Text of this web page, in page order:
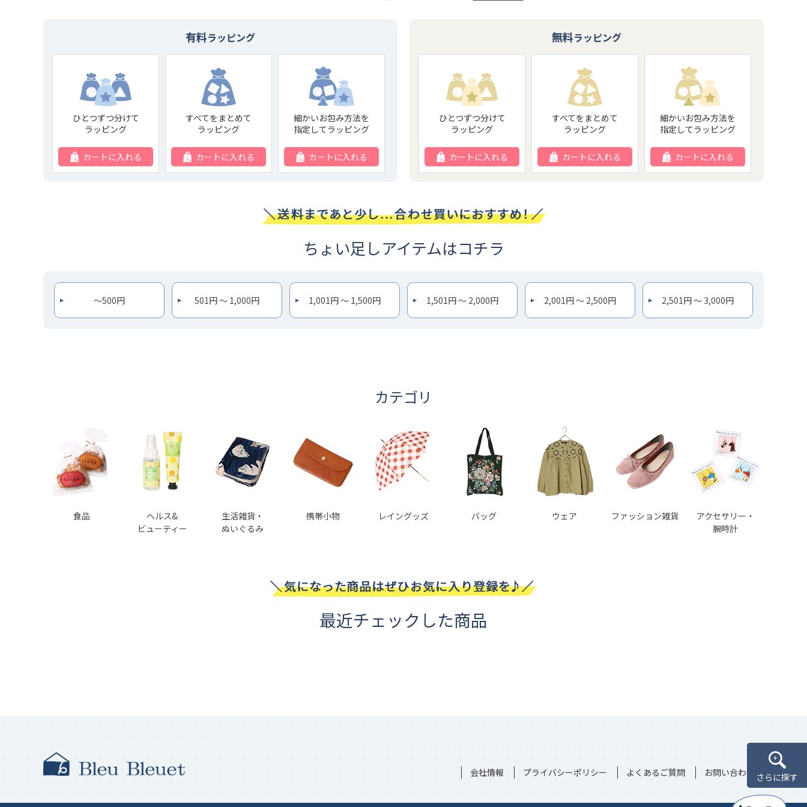
有料ラッピング
ひとつずつ分けて
ラッピング
カートに入れる
すべてをまとめて
ラッピング
カートに入れる
細かいお包み方法を
指定してラッピング
カートに入れる
無料ラッピング
ひとつずつ分けて
ラッピング
カートに入れる
すべてをまとめて
ラッピング
カートに入れる
細かいお包み方法を
指定してラッピング
カートに入れる
ちょい足しアイテムはコチラ
～500円 501円 ～ 1,000円 1,001円 ～ 1,500円 1,501円 ～ 2,000円 2,001円 ～ 2,500円 2,501円 ～ 3,000円
カテゴリ
食品
ヘルス&
ビューティー
生活雑貨・
ぬいぐるみ
携帯小物 レイングッズ バッグ ウェア ファッション雑貨
アクセサリー・
腕時計
さらに探す
最近チェックした商品
会社情報 プライバシーポリシー よくあるご質問 お問い合わせ